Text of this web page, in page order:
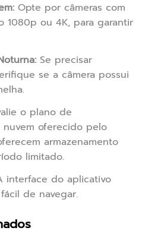
Opte por câmeras com
1080p ou 4K, para garantir
Se precisar
se a câmera possui
o plano de
nuvem oferecido pelo
armazenamento
limitado.
interface do aplicativo
de navegar.